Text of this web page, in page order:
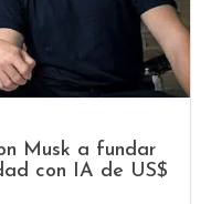
Musk a fundar
con IA de US$